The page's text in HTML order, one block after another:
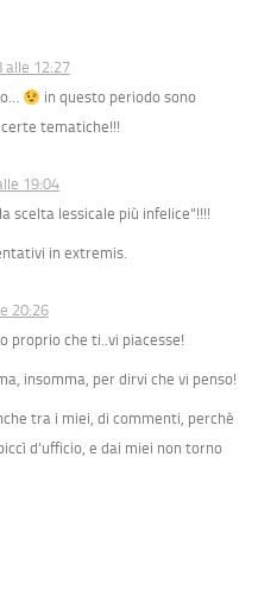
alle 12:27
in questo periodo sono
tematiche!!!
19:04
scelta lessicale più infelice"!!!!
in extremis.
20:26
proprio che ti..vi piacesse!
insomma, per dirvi che vi penso!
tra i miei, di commenti, perchè
d’ufficio, e dai miei non torno